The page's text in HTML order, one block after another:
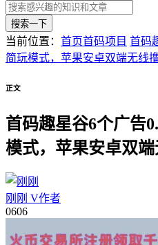
搜索一下
当前位置： 首页首码项目 首码
简玩模式，苹果安卓双端无线
正文
首码趣星谷6个广告
模式，苹果安卓双
刚刚 V作者
0606